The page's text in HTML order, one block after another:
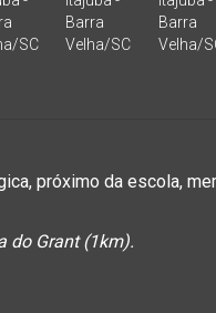
próximo da escola,
do Grant (1km).